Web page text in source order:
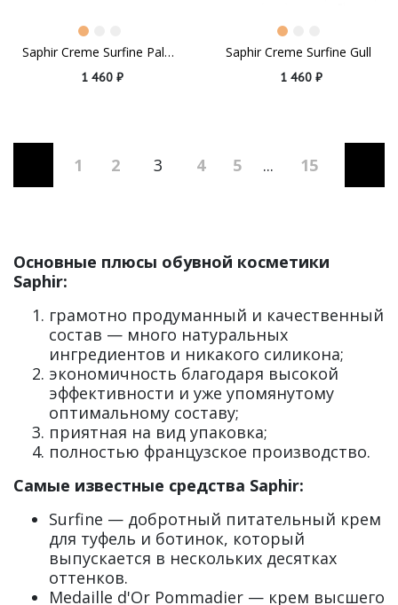
Saphir Creme Surfine Pale Gold
1 460 ₽
Saphir Creme Surfine Gull
1 460 ₽
1 2 3 4 5 ... 15
Основные плюсы обувной косметики
Saphir:
грамотно продуманный и качественный
состав — много натуральных
ингредиентов и никакого силикона;
экономичность благодаря высокой
эффективности и уже упомянутому
оптимальному составу;
приятная на вид упаковка;
полностью французское производство.
Самые известные средства Saphir:
Surfine — добротный питательный крем
для туфель и ботинок, который
выпускается в нескольких десятках
оттенков.
Medaille d'Or Pommadier — крем высшего